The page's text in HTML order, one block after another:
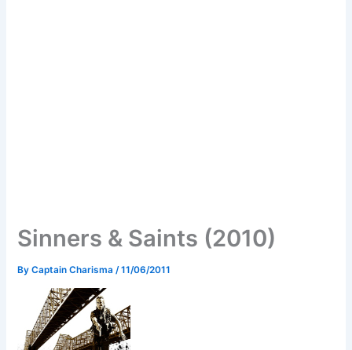
Sinners & Saints (2010)
ByCaptain Charisma /11/06/2011